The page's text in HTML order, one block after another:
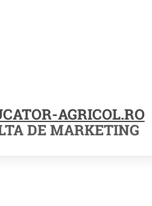
AGRICOL.RO
DE MARKETING